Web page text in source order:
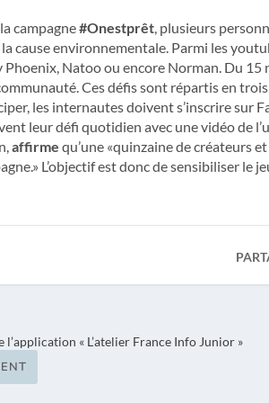
campagne#Onestprêt, plusieurs
la cause environnementale. Parmi les
Phoenix, Natoo ou encore Norman. Du
Ces défis sont répartis en
les internautes doivent s’inscrire sur
leur défi quotidien avec une vidéo de
affirme qu’une «quinzaine de créateurs
L’objectif est donc de sensibiliser le
l’application « L’atelier France Info Junior »